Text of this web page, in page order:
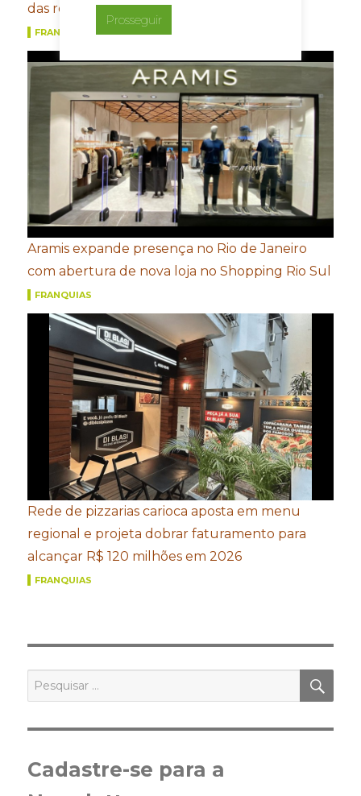
Prosseguir
das redes 5àsec e LavPop
FRANQUIAS
Aramis expande presença no Rio de Janeiro
com abertura de nova loja no Shopping Rio Sul
FRANQUIAS
Rede de pizzarias carioca aposta em menu
regional e projeta dobrar faturamento para
alcançar R$ 120 milhões em 2026
FRANQUIAS
por:
Cadastre-se para a